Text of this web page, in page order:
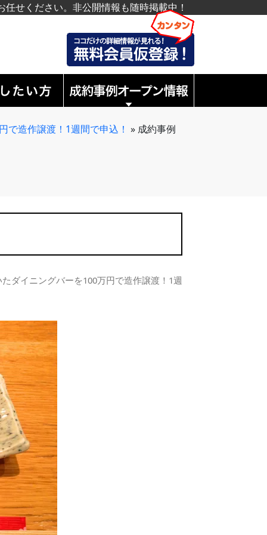
せください。非公開情報も随時掲載中！
造作譲渡！1週間で申込！ » 成約事例
ダイニングバーを100万円で造作譲渡！1週